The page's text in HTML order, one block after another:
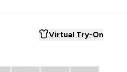
Virtual Try-On